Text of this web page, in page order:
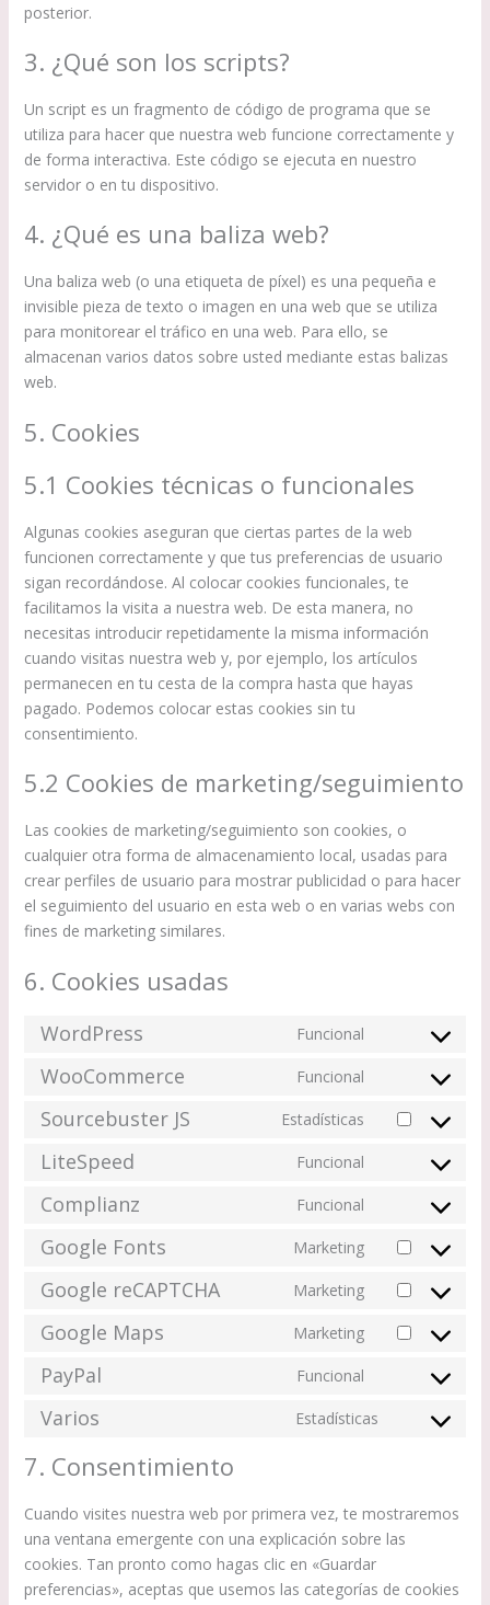
posterior.
3. ¿Qué son los scripts?
Un script es un fragmento de código de programa que se
utiliza para hacer que nuestra web funcione correctamente y
de forma interactiva. Este código se ejecuta en nuestro
servidor o en tu dispositivo.
4. ¿Qué es una baliza web?
Una baliza web (o una etiqueta de píxel) es una pequeña e
invisible pieza de texto o imagen en una web que se utiliza
para monitorear el tráfico en una web. Para ello, se
almacenan varios datos sobre usted mediante estas balizas
web.
5. Cookies
5.1 Cookies técnicas o funcionales
Algunas cookies aseguran que ciertas partes de la web
funcionen correctamente y que tus preferencias de usuario
sigan recordándose. Al colocar cookies funcionales, te
facilitamos la visita a nuestra web. De esta manera, no
necesitas introducir repetidamente la misma información
cuando visitas nuestra web y, por ejemplo, los artículos
permanecen en tu cesta de la compra hasta que hayas
pagado. Podemos colocar estas cookies sin tu
consentimiento.
5.2 Cookies de marketing/seguimiento
Las cookies de marketing/seguimiento son cookies, o
cualquier otra forma de almacenamiento local, usadas para
crear perfiles de usuario para mostrar publicidad o para hacer
el seguimiento del usuario en esta web o en varias webs con
fines de marketing similares.
6. Cookies usadas
WordPress Funcional
Consent
wordpress
WooCommerce Funcional
Consent
woocommerce
Sourcebuster JS Estadísticas
Consent
sourcebuster-
LiteSpeed Funcional
Consent
litespeed
Complianz Funcional
Consent
complianz
Google Fonts Marketing
Consent
google-
Google reCAPTCHA Marketing
Consent
google-
Google Maps Marketing
Consent
google-
PayPal Funcional
Consent
Varios Estadísticas
Consent
varios
7. Consentimiento
Cuando visites nuestra web por primera vez, te mostraremos
una ventana emergente con una explicación sobre las
cookies. Tan pronto como hagas clic en «Guardar
preferencias», aceptas que usemos las categorías de cookies